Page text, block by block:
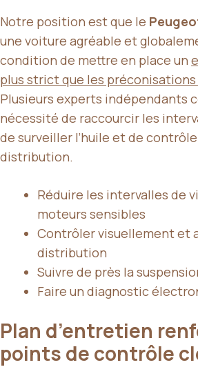
Notre position est que le
une voiture agréable et
condition de mettre en place un
plus strict que les
Plusieurs experts indépendants
nécessité de raccourcir les
de surveiller l’huile et de
distribution.
Réduire les intervalles de
moteurs sensibles
Contrôler visuellement et
distribution
Suivre de près la
Faire un diagnostic
Plan d’entretien
points de contrôle